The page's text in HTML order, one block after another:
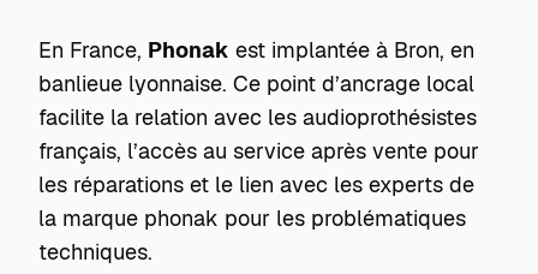
En France, Phonak est implantée à Bron, en
banlieue lyonnaise. Ce point d’ancrage local
facilite la relation avec les audioprothésistes
français, l’accès au service après vente pour
les réparations et le lien avec les experts de
la marque phonak pour les problématiques
techniques.